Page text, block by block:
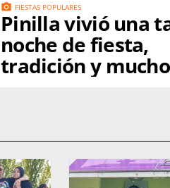
photo_camera FIESTAS POPULARES
Pinilla vivió una
noche de fiesta,
tradición y mucho